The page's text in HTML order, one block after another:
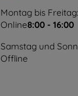
Montag bis Freitag:
Online8:00 - 16:00
Samstag und
Offline